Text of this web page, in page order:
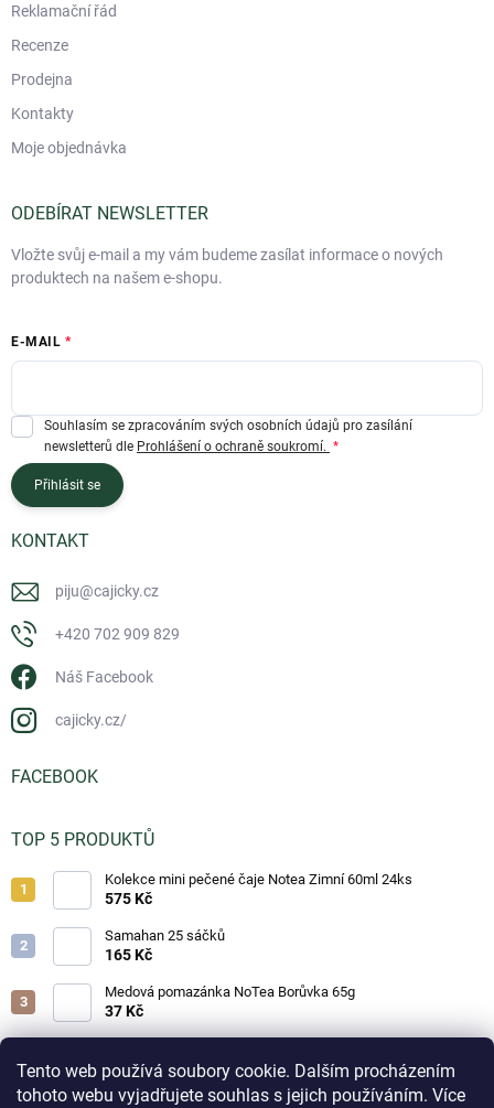
Tento web používá soubory cookie. Dalším procházením
tohoto webu vyjadřujete souhlas s jejich používáním. Více
Reklamační řád
Recenze
Prodejna
Kontakty
Moje objednávka
ODEBÍRAT NEWSLETTER
Vložte svůj e-mail a my vám budeme zasílat informace o nových
produktech na našem e-shopu.
E-MAIL
Souhlasím se zpracováním svých osobních údajů pro zasílání
newsletterů dle Prohlášení o ochraně soukromí.
Přihlásit se
KONTAKT
piju@cajicky.cz
+420 702 909 829
Náš Facebook
cajicky.cz/
FACEBOOK
TOP 5 PRODUKTŮ
Kolekce mini pečené čaje Notea Zimní 60ml 24ks
575 Kč
Samahan 25 sáčků
165 Kč
Medová pomazánka NoTea Borůvka 65g
37 Kč
37 Kč
Medová pomazánka NoTea Brusinka 65g